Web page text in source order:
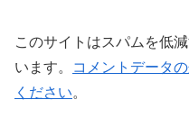
このサイトはスパムを低
います。
コメントデータ
ください。